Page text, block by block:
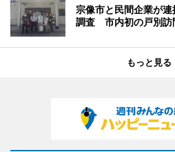
宗像市と民間企業が
調査 市内初の戸別訪
もっと見る